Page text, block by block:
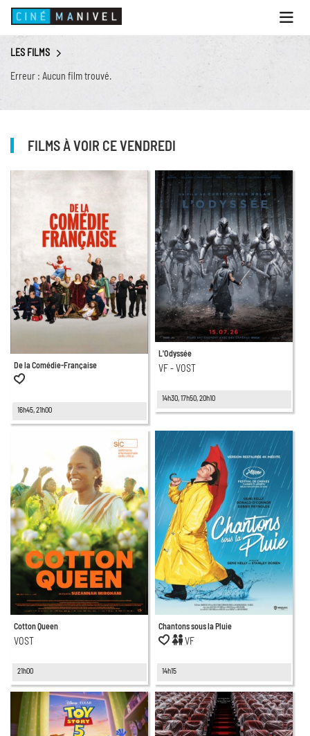
le
menu
ACCUEIL
PROGRAMME
ANIMATIONS
CINÉ CAFÉ | RESTAURANT
LES FILMS
Erreur : Aucun film trouvé.
FILMS À VOIR CE VENDREDI
De la Comédie-Française
16h45, 21h00
L'Odyssée
VF - VOST
14h30, 17h50, 20h10
Cotton Queen
VOST
21h00
Chantons sous la Pluie
VF
14h15